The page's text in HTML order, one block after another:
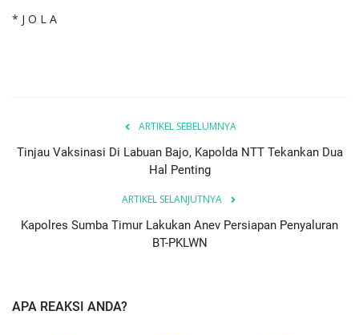
* J O L A
ARTIKEL SEBELUMNYA
Tinjau Vaksinasi Di Labuan Bajo, Kapolda NTT Tekankan Dua
Hal Penting
ARTIKEL SELANJUTNYA
Kapolres Sumba Timur Lakukan Anev Persiapan Penyaluran
BT-PKLWN
APA REAKSI ANDA?